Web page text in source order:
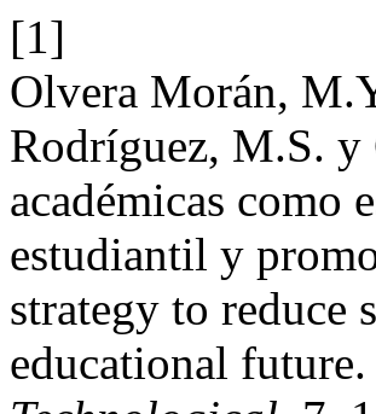
[1]
Olvera Morán,
Rodríguez, M.S. y
académicas como
estudiantil y
strategy to reduce
educational future.